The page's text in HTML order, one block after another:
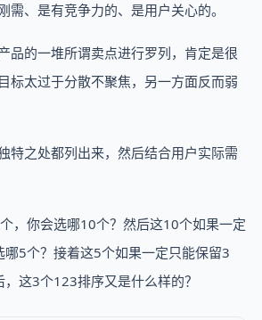
需、是有竞争力的、是用户关心的。
品的一堆所谓卖点进行罗列，肯定是很
标太过于分散不聚焦，另一方面反而弱
特之处都列出来，然后结合用户实际需
，你会选哪10个？然后这10个如果一定
哪5个？接着这5个如果一定只能保留3
这3个123排序又是什么样的？